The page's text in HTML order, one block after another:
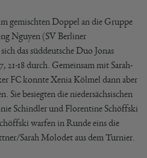
gemischten Doppel an die Gruppe
Nguyen (SV Berliner
das süddeutsche Duo Jonas
18 durch. Gemeinsam mit Sarah-
FC konnte Xenia Kölmel dann aber
besiegten die niedersächsischen
Schindler und Florentine Schöffski
warfen in Runde eins die
Sarah Molodet aus dem Turnier.